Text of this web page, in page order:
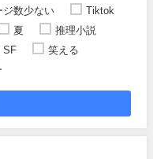
ジ数少ない
Tiktok
夏
推理小説
SF
笑える